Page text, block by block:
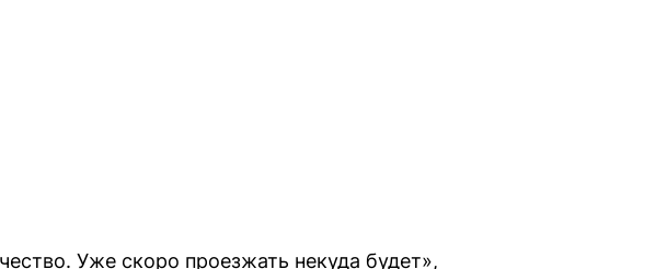
Уже скоро проезжать некуда будет»,